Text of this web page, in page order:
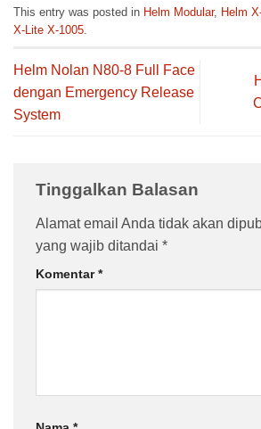
This entry was posted in Helm Modular, Helm
X-Lite X-1005
Helm Nolan N80-8 Full Face
dengan Emergency Release
System
Tinggalkan Balasan
Alamat email Anda tidak akan
yang wajib ditandai *
Komentar*